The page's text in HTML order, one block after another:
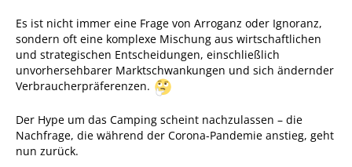
Es ist nicht immer eine Frage von Arroganz oder Ignoranz,
sondern oft eine komplexe Mischung aus wirtschaftlichen
und strategischen Entscheidungen, einschließlich
unvorhersehbarer Marktschwankungen und sich ändernder
Verbraucherpräferenzen.
Der Hype um das Camping scheint nachzulassen – die
Nachfrage, die während der Corona-Pandemie anstieg, geht
nun zurück.